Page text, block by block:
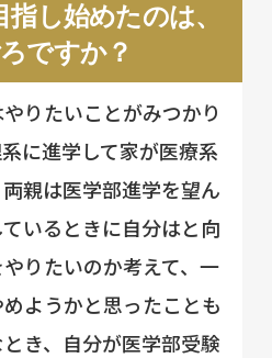
し始めたのは、
ですか？
りたいことがみつかり
に進学して家が医療系
親は医学部進学を望ん
いるときに自分はと向
りたいのか考えて、一
ようかと思ったことも
き、自分が医学部受験